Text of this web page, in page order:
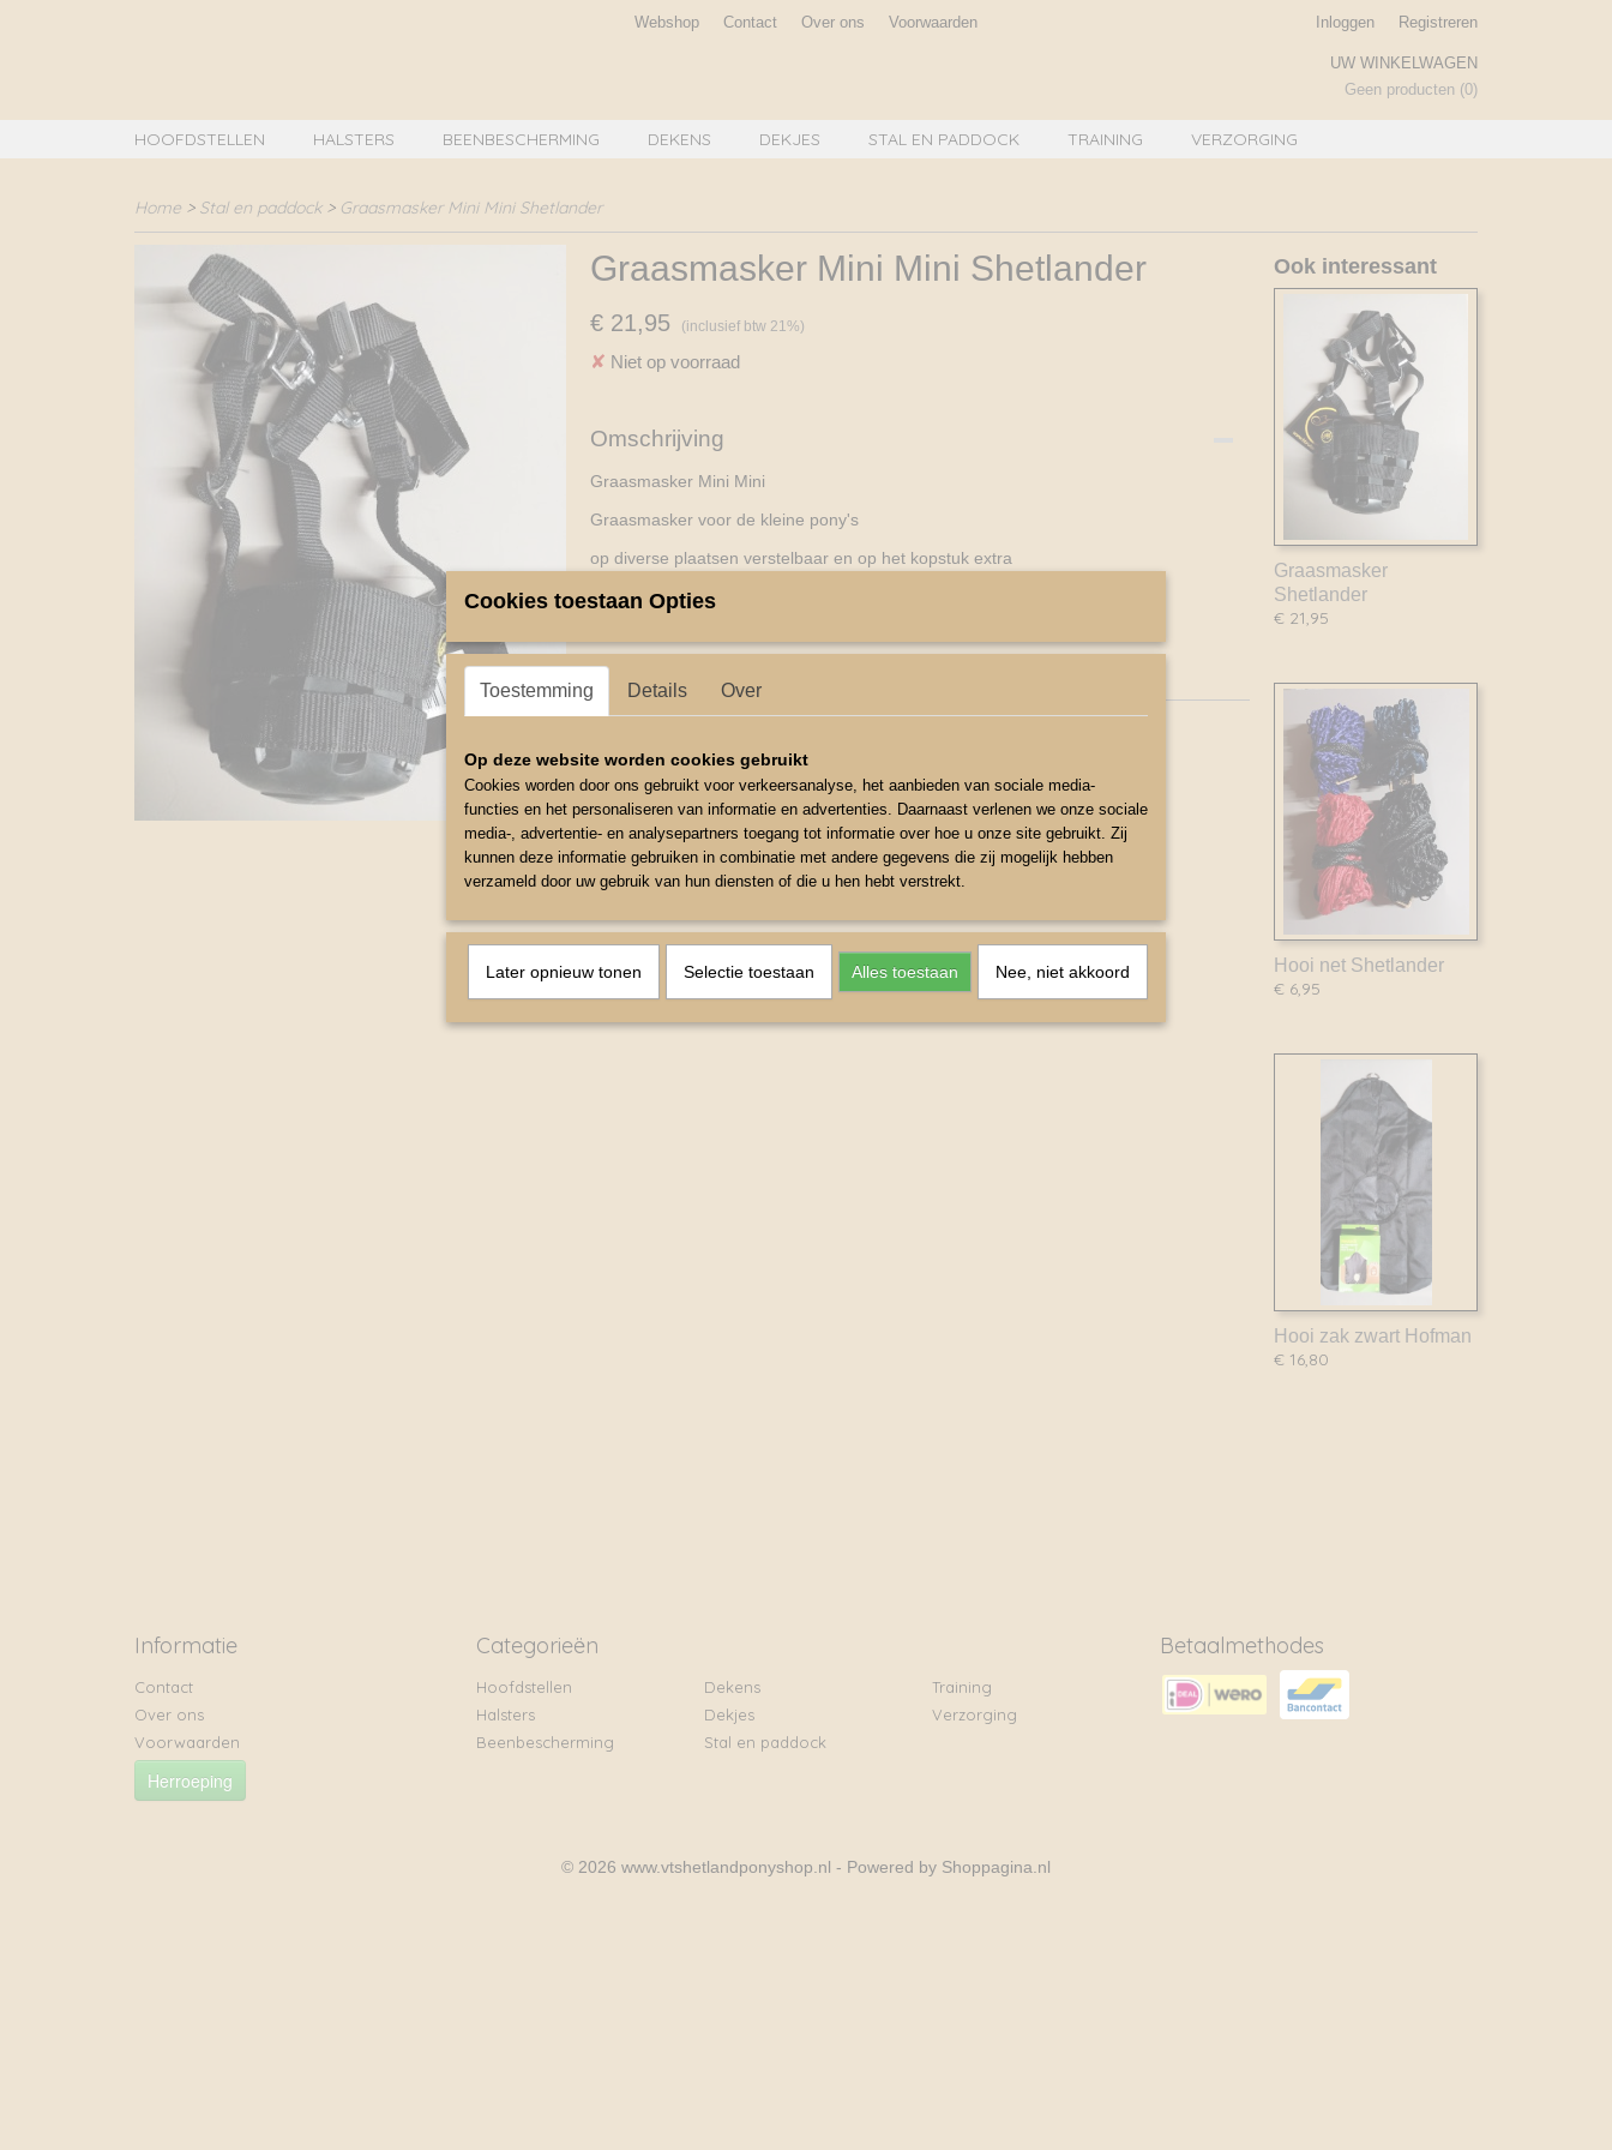
Webshop Contact Over ons Voorwaarden Inloggen Registreren
UW WINKELWAGEN
Geen producten (0)
HOOFDSTELLEN HALSTERS BEENBESCHERMING DEKENS DEKJES STAL EN PADDOCK TRAINING VERZORGING
Home > Stal en paddock> Graasmasker Mini Mini Shetlander
Graasmasker Mini Mini Shetlander
€ 21,95 (inclusief btw 21%)
✘ Niet op voorraad
Omschrijving
Graasmasker Mini Mini
Graasmasker voor de kleine pony's
op diverse plaatsen verstelbaar en op het kopstuk extra
veilige sluiting van klitteband masker is zacht gevoerd.
Neus omvang binnenkant 32 cm
Ook interessant
Graasmasker
Shetlander
€ 21,95
Hooi net Shetlander
€ 6,95
Hooi zak zwart Hofman
€ 16,80
Informatie
Contact
Over ons
Voorwaarden
Herroeping
Categorieën
Hoofdstellen
Halsters
Beenbescherming
Dekens
Dekjes
Stal en paddock
Training
Verzorging
Betaalmethodes
© 2026 www.vtshetlandponyshop.nl - Powered by Shoppagina.nl
Cookies toestaan Opties
Toestemming Details Over
Op deze website worden cookies gebruikt
Cookies worden door ons gebruikt voor verkeersanalyse, het aanbieden van sociale media-
functies en het personaliseren van informatie en advertenties. Daarnaast verlenen we onze sociale
media-, advertentie- en analysepartners toegang tot informatie over hoe u onze site gebruikt. Zij
kunnen deze informatie gebruiken in combinatie met andere gegevens die zij mogelijk hebben
verzameld door uw gebruik van hun diensten of die u hen hebt verstrekt.
Later opnieuw tonen Selectie toestaan Alles toestaan Nee, niet akkoord